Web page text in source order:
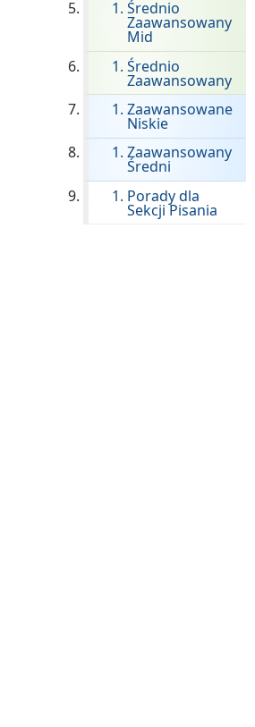
Średnio
Zaawansowany
Mid
Średnio
Zaawansowany
Zaawansowane
Niskie
Zaawansowany
Średni
Porady dla
Sekcji Pisania